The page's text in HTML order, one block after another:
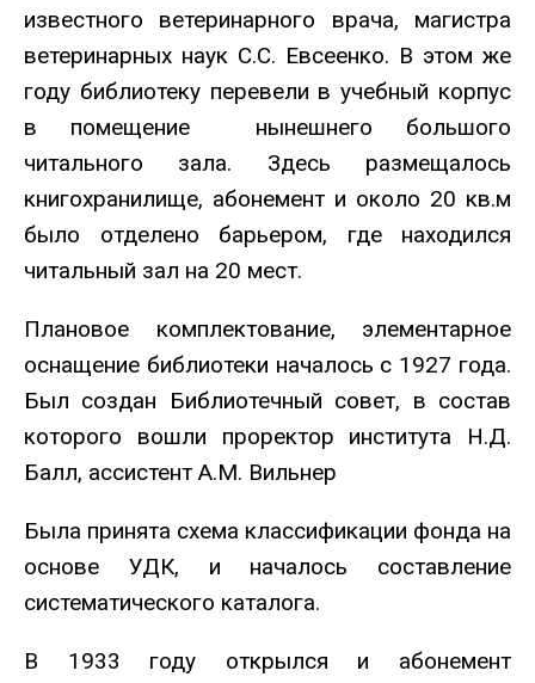
известного ветеринарного врача, магистра
ветеринарных наук С.С. Евсеенко. В этом же
году библиотеку перевели в учебный корпус
в помещение нынешнего большого
читального зала. Здесь размещалось
книгохранилище, абонемент и около 20 кв.м
было отделено барьером, где находился
читальный зал на 20 мест.
Плановое комплектование, элементарное
оснащение библиотеки началось с 1927 года.
Был создан Библиотечный совет, в состав
которого вошли проректор института Н.Д.
Балл, ассистент А.М. Вильнер
Была принята схема классификации фонда на
основе УДК, и началось составление
систематического каталога.
В 1933 году открылся и абонемент